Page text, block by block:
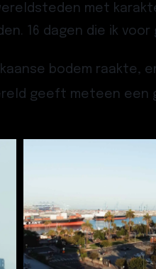
met
16 dagen die ik voor
bodem
geeft meteen een